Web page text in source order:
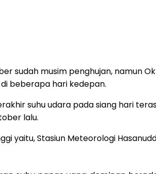
sudah musim penghujan, namun
beberapa hari kedepan.
suhu udara pada siang hari
lalu.
yaitu, Stasiun Meteorologi